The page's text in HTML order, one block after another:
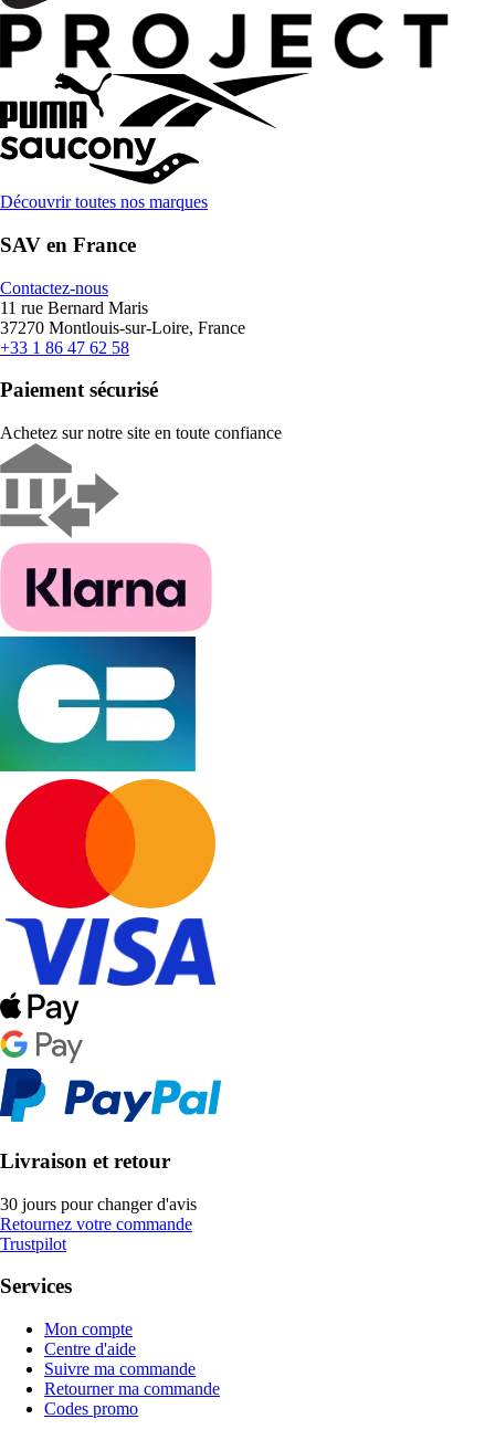
Découvrir toutes nos marques
SAV en France
Contactez-nous
11 rue Bernard Maris
37270 Montlouis-sur-Loire, France
+33 1 86 47 62 58
Paiement sécurisé
Achetez sur notre site en toute confiance
Livraison et retour
30 jours pour changer d'avis
Retournez votre commande
Trustpilot
Services
Mon compte
Centre d'aide
Suivre ma commande
Retourner ma commande
Codes promo